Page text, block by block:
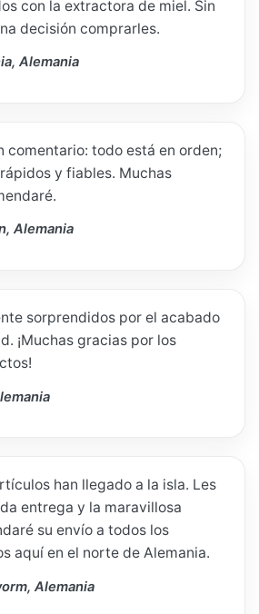
con la extractora de miel. Sin
decisión comprarles.
Alemania
comentario: todo está en orden;
y fiables. Muchas
Alemania
sorprendidos por el acabado
¡Muchas gracias por los
han llegado a la isla. Les
entrega y la maravillosa
su envío a todos los
aquí en el norte de Alemania.
Alemania